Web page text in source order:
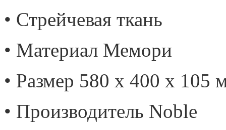
• Стрейчевая ткань
• Материал Мемори
• Размер 580 х 400 х 105
• Производитель Noble